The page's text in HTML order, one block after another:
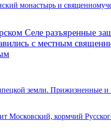
монастырь и
Селе разъяренные
с местным
земли. Прижизненные и
Московский, кормчий